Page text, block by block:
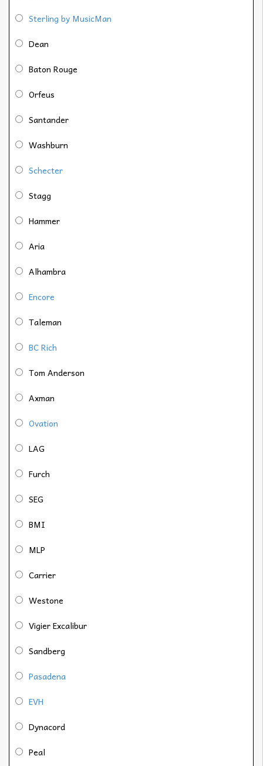
Sterling by MusicMan
Dean
Baton Rouge
Orfeus
Santander
Washburn
Schecter
Stagg
Hammer
Aria
Alhambra
Encore
Taleman
BC Rich
Tom Anderson
Axman
Ovation
LAG
Furch
SEG
BMI
MLP
Carrier
Westone
Vigier Excalibur
Sandberg
Pasadena
EVH
Dynacord
Peal